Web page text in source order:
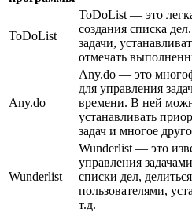
ToDoList
ToDoList — это
создания списка
задачи,
отмечать
Any.do
Any.do — это
для управления
времени. В ней
устанавливать
задач и многое
Wunderlist
Wunderlist — это
управления
списки дел,
пользователями,
т.д.